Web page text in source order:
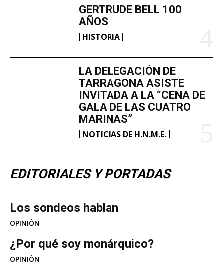
GERTRUDE BELL 100
AÑOS
HISTORIA
LA DELEGACIÓN DE
TARRAGONA ASISTE
INVITADA A LA “CENA DE
GALA DE LAS CUATRO
MARINAS”
NOTICIAS DE H.N.M.E.
EDITORIALES Y PORTADAS
Los sondeos hablan
OPINIÓN
¿Por qué soy monárquico?
OPINIÓN